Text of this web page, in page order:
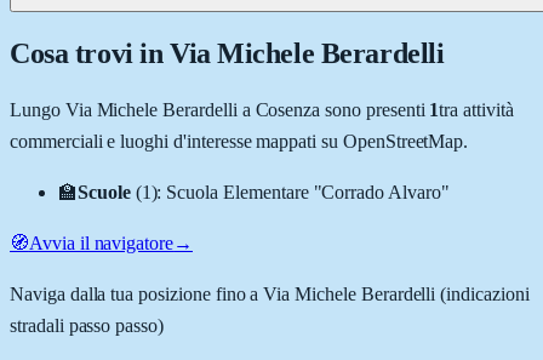
Cosa trovi in Via Michele Berardelli
Lungo Via Michele Berardelli a Cosenza sono presenti 1tra attività
commerciali e luoghi d'interesse mappati su OpenStreetMap.
🏫Scuole (1): Scuola Elementare "Corrado Alvaro"
🧭Avvia il navigatore→
Naviga dalla tua posizione fino aVia Michele Berardelli (indicazioni
stradali passo passo)